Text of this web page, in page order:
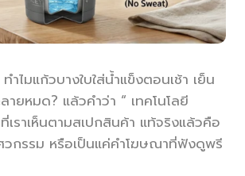
ำไมแก้วบางใบใส่น้ำแข็งตอนเช้า เย็น
ายหมด? แล้วคำว่า “ เทคโนโลยี
เราเห็นตามสเปกสินค้า แท้จริงแล้วคือ
วกรรม หรือเป็นแค่คำโฆษณาที่ฟังดูพรี